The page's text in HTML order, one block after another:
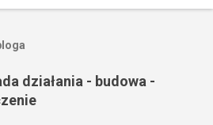
działania - budowa -